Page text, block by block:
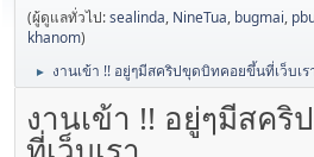
(ผู้ดูแลทั่วไป:sealinda, NineTua, bugmai,
khanom)
► งานเข้า !! อยู่ๆมีสคริปขุดบิทคอยขึ้นที่เว็บเร
งานเข้า !! อยู่ๆมีสค